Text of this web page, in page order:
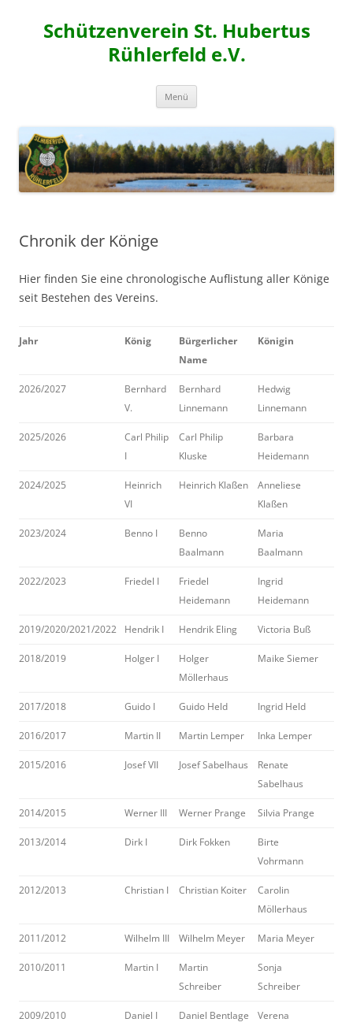
springenSchützenverein St. Hubertus
Rühlerfeld e.V.
Menü
Chronik der Könige
Hier finden Sie eine chronologische Auflistung aller Könige
seit Bestehen des Vereins.
Jahr König
Bürgerlicher
Name
Königin
2026/2027
Bernhard
V.
Bernhard
Linnemann
Hedwig
Linnemann
2025/2026
Carl Philip
I
Carl Philip
Kluske
Barbara
Heidemann
2024/2025
Heinrich
VI
Heinrich Klaßen
Anneliese
Klaßen
2023/2024 Benno I
Benno
Baalmann
Maria
Baalmann
2022/2023 Friedel I
Friedel
Heidemann
Ingrid
Heidemann
2019/2020/2021/2022 Hendrik I Hendrik Eling Victoria Buß
2018/2019 Holger I
Holger
Möllerhaus
Maike Siemer
2017/2018 Guido I Guido Held Ingrid Held
2016/2017 Martin II Martin Lemper Inka Lemper
2015/2016 Josef VII Josef Sabelhaus
Renate
Sabelhaus
2014/2015 Werner III Werner Prange Silvia Prange
2013/2014 Dirk I Dirk Fokken
Birte
Vohrmann
2012/2013 Christian I Christian Koiter
Carolin
Möllerhaus
2011/2012 Wilhelm III Wilhelm Meyer Maria Meyer
2010/2011 Martin I
Martin
Schreiber
Sonja
Schreiber
2009/2010 Daniel I Daniel Bentlage
Verena